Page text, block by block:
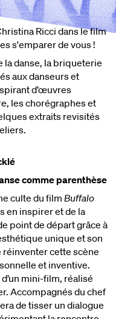
Ricci dans le film
s'emparer de vous !
la danse, la briqueterie
aux danseurs et
d’œuvres
les chorégraphes et
extraits revisités
comme parenthèse
culte du film Buffalo
en inspirer et de la
point de départ grâce à
unique et son
réinventer cette scène
et inventive.
mini-film, réalisé
Accompagnés du chef
de tisser un dialogue